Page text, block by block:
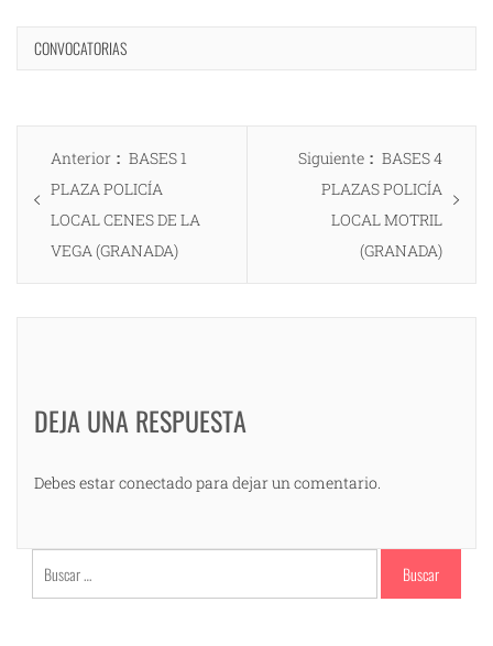
CONVOCATORIAS
Navegación
entradas
Anterior
Entrada
anterior:
BASES 1
PLAZA POLICÍA
LOCAL CENES DE LA
VEGA (GRANADA)
Siguiente
Entrada
siguiente:
BASES 4
PLAZAS POLICÍA
LOCAL MOTRIL
(GRANADA)
DEJA UNA RESPUESTA
Debes estar conectado para dejar un comentario.
Buscar: